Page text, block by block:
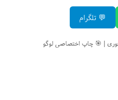
💬 تلگرام
| 🎯 چاپ اختصاصی لوگو